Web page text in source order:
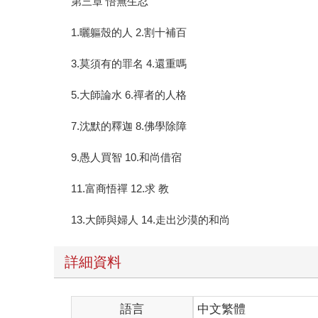
1.曬軀殼的人 2.割十補百
3.莫須有的罪名 4.還重嗎
5.大師論水 6.禪者的人格
7.沈默的釋迦 8.佛學除障
9.愚人買智 10.和尚借宿
11.富商悟禪 12.求 教
13.大師與婦人 14.走出沙漠的和尚
詳細資料
語言 中文繁體